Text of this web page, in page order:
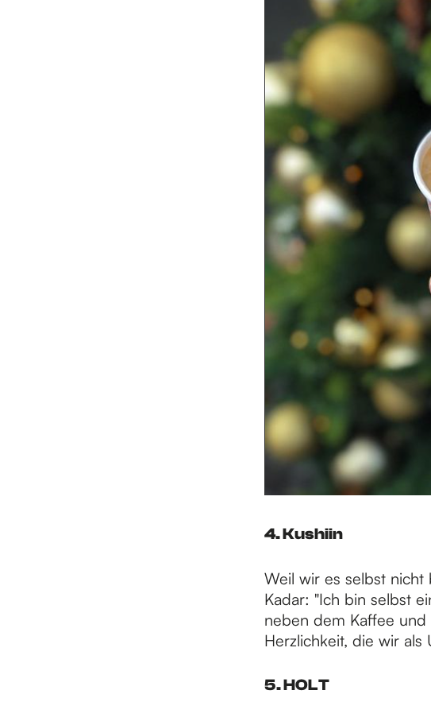
4. Kushiin
Weil wir es selbst
Kadar: "Ich bin selbst
neben dem Kaffee
Herzlichkeit, die wir als
5. HOLT